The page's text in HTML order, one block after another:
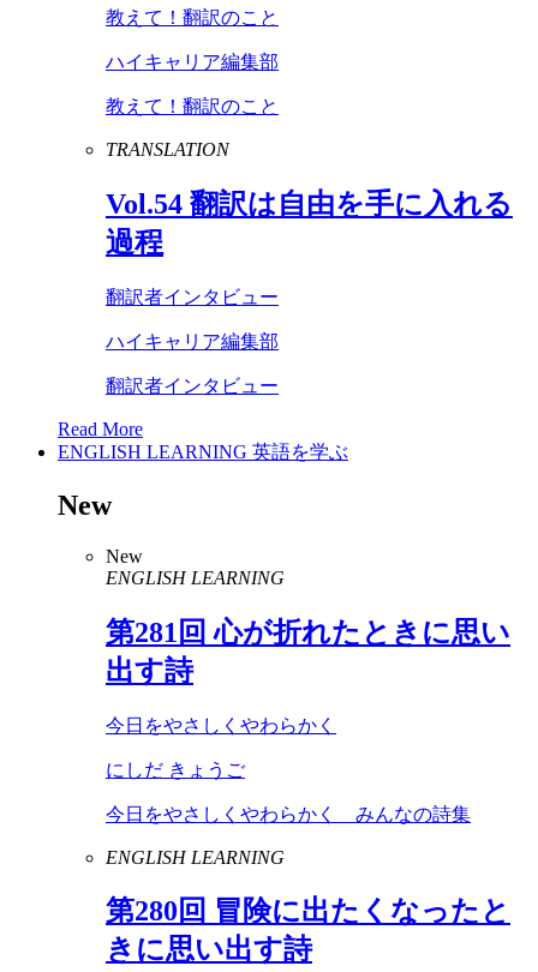
教えて！翻訳のこと
ハイキャリア編集部
教えて！翻訳のこと
TRANSLATION
Vol.54 翻訳は自由を手に入れる
過程
翻訳者インタビュー
ハイキャリア編集部
翻訳者インタビュー
Read More
ENGLISH LEARNING 英語を学ぶ
New
New
ENGLISH LEARNING
第281 回 心が折れたときに思い
出す詩
今日をやさしくやわらかく
にしだ きょうご
今日をやさしくやわらかく みんなの詩集
ENGLISH LEARNING
第280回 冒険に出たくなったと
きに思い出す詩